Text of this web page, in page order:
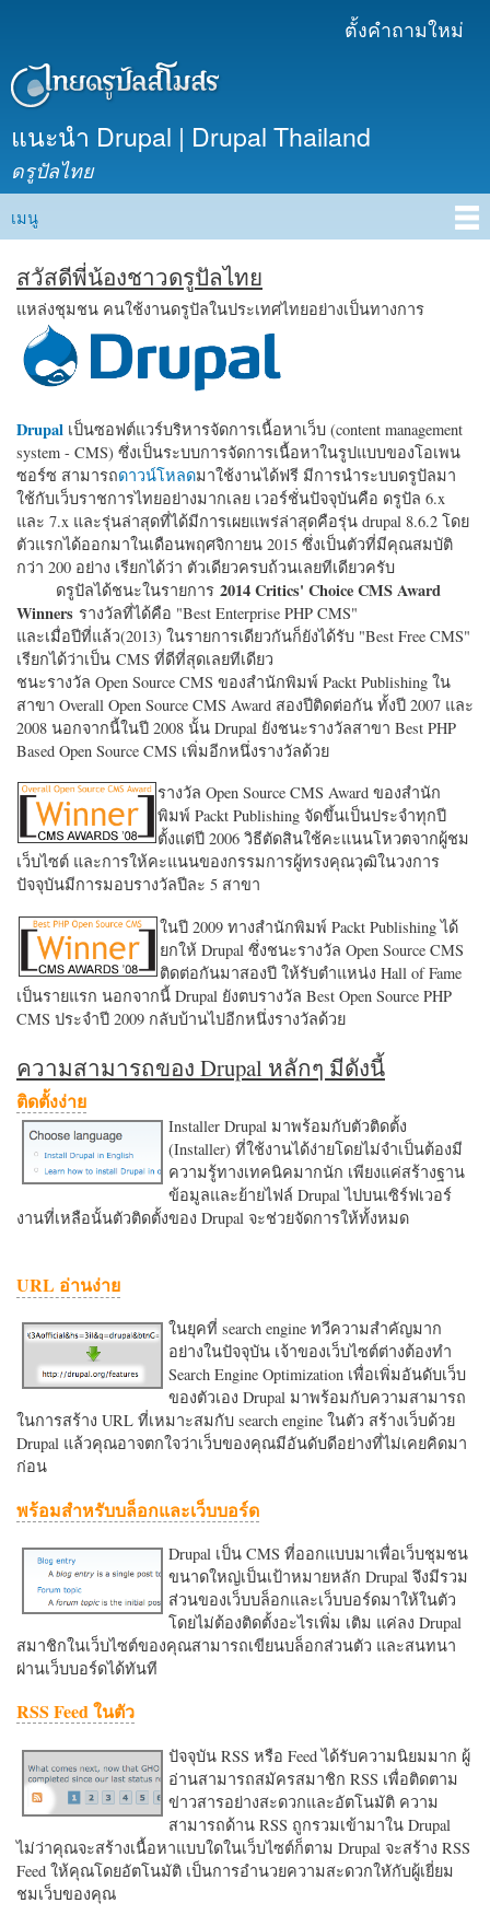
เนื้อหา
ตั้งคำถามใหม่
แนะนำ Drupal | Drupal Thailand
ดรูปัลไทย
Main menu
เมนู
สวัสดีพี่น้องชาวดรูปัลไทย
แหล่งชุมชน คนใช้งานดรูปัลในประเทศไทยอย่างเป็นทางการ
Drupal เป็นซอฟต์แวร์บริหารจัดการเนื้อหาเว็บ (content management
system - CMS) ซึ่งเป็นระบบการจัดการเนื้อหาในรูปแบบของโอเพน
ซอร์ซ สามารถดาวน์โหลดมาใช้งานได้ฟรี มีการนำระบบดรูปัลมา
ใช้กับเว็บราชการไทยอย่างมากเลย เวอร์ชั่นปัจจุบันคือ ดรูปัล 6.x
และ 7.x และรุ่นล่าสุดที่ได้มีการเผยแพร่ล่าสุดคือรุ่น drupal 8.6.2 โดย
ตัวแรกได้ออกมาในเดือนพฤศจิกายน 2015 ซึ่งเป็นตัวที่มีคุณสมบัติ
กว่า 200 อย่าง เรียกได้ว่า ตัวเดียวครบถ้วนเลยทีเดียวครับ
ดรูปัลได้ชนะในรายการ 2014 Critics' Choice CMS Award
Winners รางวัลที่ได้คือ "Best Enterprise PHP CMS"
และเมื่อปีที่แล้ว(2013) ในรายการเดียวกันก็ยังได้รับ "Best Free CMS"
เรียกได้ว่าเป็น CMS ที่ดีที่สุดเลยทีเดียว
ชนะรางวัล Open Source CMS ของสำนักพิมพ์ Packt Publishing ใน
สาขา Overall Open Source CMS Award สองปีติดต่อกัน ทั้งปี 2007 และ
2008 นอกจากนี้ในปี 2008 นั้น Drupal ยังชนะรางวัลสาขา Best PHP
Based Open Source CMS เพิ่มอีกหนึ่งรางวัลด้วย
รางวัล Open Source CMS Award ของสำนัก
พิมพ์ Packt Publishing จัดขึ้นเป็นประจำทุกปี
ตั้งแต่ปี 2006 วิธีตัดสินใช้คะแนนโหวตจากผู้ชม
เว็บไซต์ และการให้คะแนนของกรรมการผู้ทรงคุณวุฒิในวงการ
ปัจจุบันมีการมอบรางวัลปีละ 5 สาขา
ในปี 2009 ทางสำนักพิมพ์ Packt Publishing ได้
ยกให้ Drupal ซึ่งชนะรางวัล Open Source CMS
ติดต่อกันมาสองปี ให้รับตำแหน่ง Hall of Fame
เป็นรายแรก นอกจากนี้ Drupal ยังตบรางวัล Best Open Source PHP
CMS ประจำปี 2009 กลับบ้านไปอีกหนึ่งรางวัลด้วย
ความสามารถของ Drupal หลักๆ มีดังนี้
ติดตั้งง่าย
Installer Drupal มาพร้อมกับตัวติดตั้ง
(Installer) ที่ใช้งานได้ง่ายโดยไม่จำเป็นต้องมี
ความรู้ทางเทคนิคมากนัก เพียงแค่สร้างฐาน
ข้อมูลและย้ายไฟล์ Drupal ไปบนเซิร์ฟเวอร์
งานที่เหลือนั้นตัวติดตั้งของ Drupal จะช่วยจัดการให้ทั้งหมด
URL อ่านง่าย
ในยุคที่ search engine ทวีความสำคัญมาก
อย่างในปัจจุบัน เจ้าของเว็บไซต์ต่างต้องทำ
Search Engine Optimization เพื่อเพิ่มอันดับเว็บ
ของตัวเอง Drupal มาพร้อมกับความสามารถ
ในการสร้าง URL ที่เหมาะสมกับ search engine ในตัว สร้างเว็บด้วย
Drupal แล้วคุณอาจตกใจว่าเว็บของคุณมีอันดับดีอย่างที่ไม่เคยคิดมา
ก่อน
พร้อมสำหรับบล็อกและเว็บบอร์ด
Drupal เป็น CMS ที่ออกแบบมาเพื่อเว็บชุมชน
ขนาดใหญ่เป็นเป้าหมายหลัก Drupal จึงมีรวม
ส่วนของเว็บบล็อกและเว็บบอร์ดมาให้ในตัว
โดยไม่ต้องติดตั้งอะไรเพิ่ม เติม แค่ลง Drupal
สมาชิกในเว็บไซต์ของคุณสามารถเขียนบล็อกส่วนตัว และสนทนา
ผ่านเว็บบอร์ดได้ทันที
RSS Feed ในตัว
ปัจจุบัน RSS หรือ Feed ได้รับความนิยมมาก ผู้
อ่านสามารถสมัครสมาชิก RSS เพื่อติดตาม
ข่าวสารอย่างสะดวกและอัตโนมัติ ความ
สามารถด้าน RSS ถูกรวมเข้ามาใน Drupal
ไม่ว่าคุณจะสร้างเนื้อหาแบบใดในเว็บไซต์ก็ตาม Drupal จะสร้าง RSS
Feed ให้คุณโดยอัตโนมัติ เป็นการอำนวยความสะดวกใหักับผู้เยี่ยม
ชมเว็บของคุณ